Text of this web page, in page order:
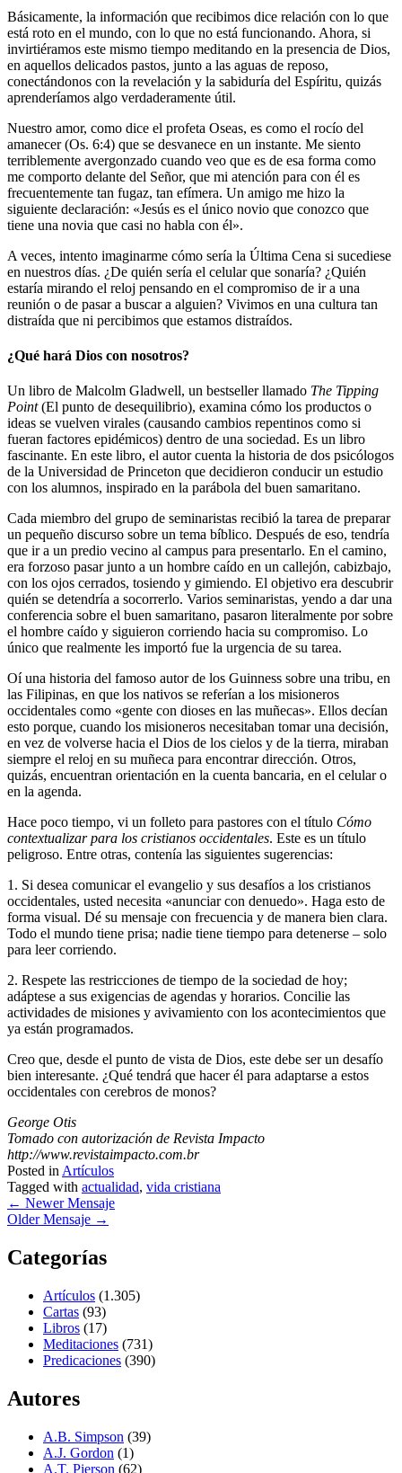
Básicamente, la información que recibimos dice relación con lo que
está roto en el mundo, con lo que no está funcionando. Ahora, si
invirtiéramos este mismo tiempo meditando en la presencia de Dios,
en aquellos delicados pastos, junto a las aguas de reposo,
conectándonos con la revelación y la sabiduría del Espíritu, quizás
aprenderíamos algo verdaderamente útil.
Nuestro amor, como dice el profeta Oseas, es como el rocío del
amanecer (Os. 6:4) que se desvanece en un instante. Me siento
terriblemente avergonzado cuando veo que es de esa forma como
me comporto delante del Señor, que mi atención para con él es
frecuentemente tan fugaz, tan efímera. Un amigo me hizo la
siguiente declaración: «Jesús es el único novio que conozco que
tiene una novia que casi no habla con él».
A veces, intento imaginarme cómo sería la Última Cena si sucediese
en nuestros días. ¿De quién sería el celular que sonaría? ¿Quién
estaría mirando el reloj pensando en el compromiso de ir a una
reunión o de pasar a buscar a alguien? Vivimos en una cultura tan
distraída que ni percibimos que estamos distraídos.
¿Qué hará Dios con nosotros?
Un libro de Malcolm Gladwell, un bestseller llamado The Tipping
Point(El punto de desequilibrio), examina cómo los productos o
ideas se vuelven virales (causando cambios repentinos como si
fueran factores epidémicos) dentro de una sociedad. Es un libro
fascinante. En este libro, el autor cuenta la historia de dos psicólogos
de la Universidad de Princeton que decidieron conducir un estudio
con los alumnos, inspirado en la parábola del buen samaritano.
Cada miembro del grupo de seminaristas recibió la tarea de preparar
un pequeño discurso sobre un tema bíblico. Después de eso, tendría
que ir a un predio vecino al campus para presentarlo. En el camino,
era forzoso pasar junto a un hombre caído en un callejón, cabizbajo,
con los ojos cerrados, tosiendo y gimiendo. El objetivo era descubrir
quién se detendría a socorrerlo. Varios seminaristas, yendo a dar una
conferencia sobre el buen samaritano, pasaron literalmente por sobre
el hombre caído y siguieron corriendo hacia su compromiso. Lo
único que realmente les importó fue la urgencia de su tarea.
Oí una historia del famoso autor de los Guinness sobre una tribu, en
las Filipinas, en que los nativos se referían a los misioneros
occidentales como «gente con dioses en las muñecas». Ellos decían
esto porque, cuando los misioneros necesitaban tomar una decisión,
en vez de volverse hacia el Dios de los cielos y de la tierra, miraban
siempre el reloj en su muñeca para encontrar dirección. Otros,
quizás, encuentran orientación en la cuenta bancaria, en el celular o
en la agenda.
Hace poco tiempo, vi un folleto para pastores con el título Cómo
contextualizar para los cristianos occidentales. Este es un título
peligroso. Entre otras, contenía las siguientes sugerencias:
1. Si desea comunicar el evangelio y sus desafíos a los cristianos
occidentales, usted necesita «anunciar con denuedo». Haga esto de
forma visual. Dé su mensaje con frecuencia y de manera bien clara.
Todo el mundo tiene prisa; nadie tiene tiempo para detenerse – solo
para leer corriendo.
2. Respete las restricciones de tiempo de la sociedad de hoy;
adáptese a sus exigencias de agendas y horarios. Concilie las
actividades de misiones y avivamiento con los acontecimientos que
ya están programados.
Creo que, desde el punto de vista de Dios, este debe ser un desafío
bien interesante. ¿Qué tendrá que hacer él para adaptarse a estos
occidentales con cerebros de monos?
George Otis
Tomado con autorización de Revista Impacto
http://www.revistaimpacto.com.br
Posted in Artículos
Tagged with actualidad, vida cristiana
← Newer Mensaje
Older Mensaje →
Categorías
Artículos (1.305)
Cartas (93)
Libros (17)
Meditaciones (731)
Predicaciones (390)
Autores
A.B. Simpson (39)
A.J. Gordon (1)
A.T. Pierson (62)